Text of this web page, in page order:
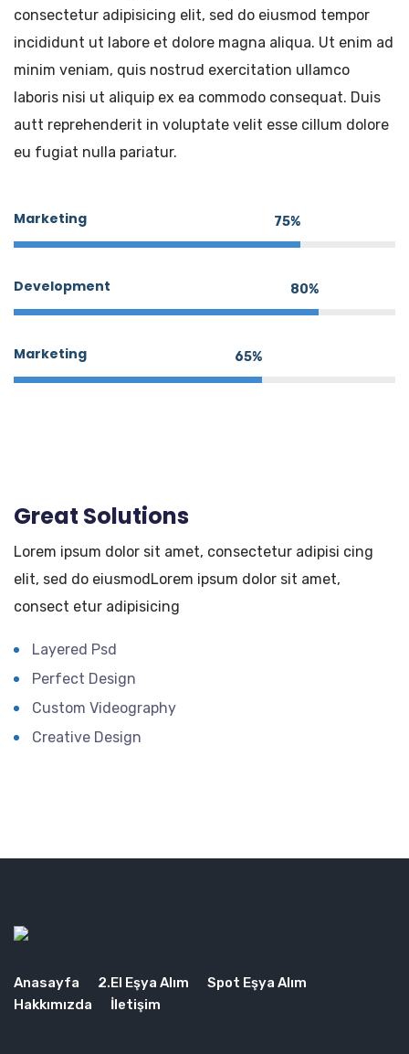
consectetur adipisicing elit, sed do eiusmod tempor
incididunt ut labore et dolore magna aliqua. Ut enim ad
minim veniam, quis nostrud exercitation ullamco
laboris nisi ut aliquip ex ea commodo consequat. Duis
autt reprehenderit in voluptate velit esse cillum dolore
eu fugiat nulla pariatur.
Marketing 75%
Development 80%
Marketing 65%
Great Solutions
Lorem ipsum dolor sit amet, consectetur adipisi cing
elit, sed do eiusmodLorem ipsum dolor sit amet,
consect etur adipisicing
Layered Psd
Perfect Design
Custom Videography
Creative Design
Anasayfa 2.El Eşya Alım
Spot Eşya Alım
Hakkımızda
İletişim